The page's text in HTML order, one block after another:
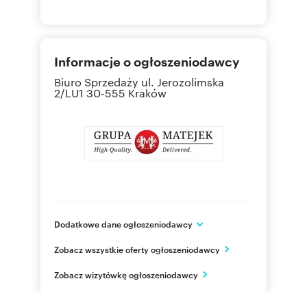
Informacje o ogłoszeniodawcy
Biuro Sprzedaży ul. Jerozolimska
2/LU1 30-555 Kraków
Dodatkowe dane ogłoszeniodawcy
ul. Jerozolimska 2 / LU1
małopolskie
Zobacz wszystkie oferty ogłoszeniodawcy
Zobacz wizytówkę ogłoszeniodawcy